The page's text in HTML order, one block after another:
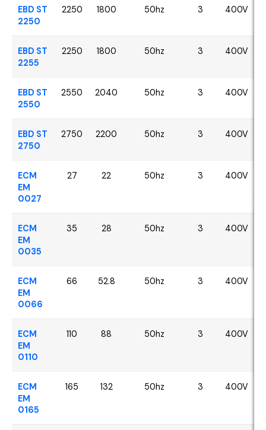
EBD ST
2250
2250 1800 50hz 3 400V
EBD ST
2255
2250 1800 50hz 3 400V
EBD ST
2550
2550 2040 50hz 3 400V
EBD ST
2750
2750 2200 50hz 3 400V
ECM
EM
0027
27 22 50hz 3 400V
ECM
EM
0035
35 28 50hz 3 400V
ECM
EM
0066
66 52.8 50hz 3 400V
ECM
EM
0110
110 88 50hz 3 400V
ECM
EM
0165
165 132 50hz 3 400V